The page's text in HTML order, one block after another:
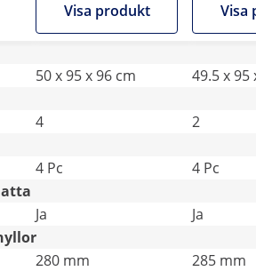
Visa produkt Visa
50 x 95 x 96 cm
49.5 x 95
4
2
4 Pc
4 Pc
Ja
Ja
280 mm
285 mm